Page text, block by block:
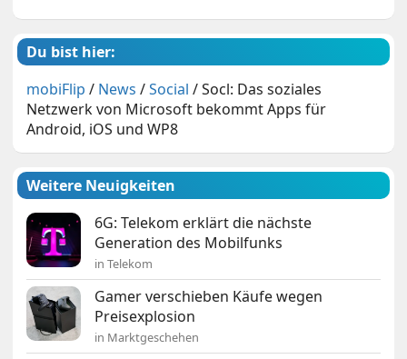
Du bist hier:
mobiFlip / News /Social /Socl: Das soziales
Netzwerk von Microsoft bekommt Apps für
Android, iOS und WP8
Weitere Neuigkeiten
6G: Telekom erklärt die nächste
Generation des Mobilfunks
in Telekom
Gamer verschieben Käufe wegen
Preisexplosion
in Marktgeschehen